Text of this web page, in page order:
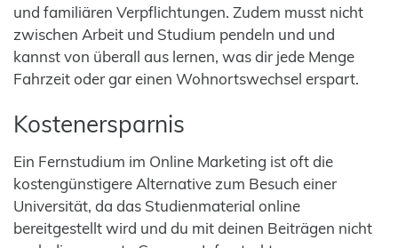
und familiären Verpflichtungen. Zudem musst nicht
zwischen Arbeit und Studium pendeln und und
kannst von überall aus lernen, was dir jede Menge
Fahrzeit oder gar einen Wohnortswechsel erspart.
Kostenersparnis
Ein Fernstudium im Online Marketing ist oft die
kostengünstigere Alternative zum Besuch einer
Universität, da das Studienmaterial online
bereitgestellt wird und du mit deinen Beiträgen nicht